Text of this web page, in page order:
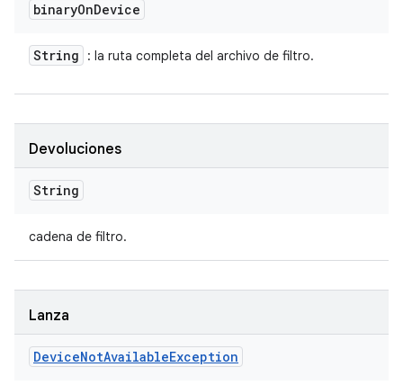
binaryOnDevice
String : la ruta completa del archivo de filtro.
Devoluciones
String
cadena de filtro.
Lanza
DeviceNotAvailableException